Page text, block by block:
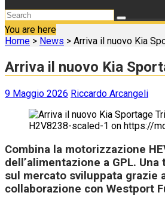
You are here
Home > News > Arriva il nuovo Kia
Arriva il nuovo Kia
9 Maggio 2026 Riccardo Arcangeli
Combina la motorizzazione
dell’alimentazione a GPL.
sul mercato sviluppata grazie
collaborazione con Westport